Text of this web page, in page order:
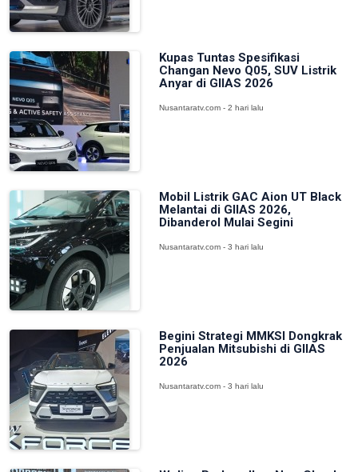
Kupas Tuntas Spesifikasi
Changan Nevo Q05, SUV Listrik
Anyar di GIIAS 2026
Nusantaratv.com - 2 hari lalu
Mobil Listrik GAC Aion UT Black
Melantai di GIIAS 2026,
Dibanderol Mulai Segini
Nusantaratv.com - 3 hari lalu
Begini Strategi MMKSI Dongkrak
Penjualan Mitsubishi di GIIAS
2026
Nusantaratv.com - 3 hari lalu